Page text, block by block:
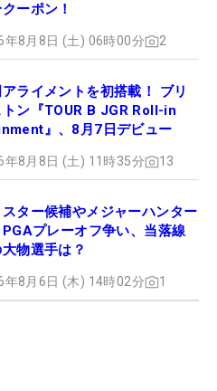
ーポン！
年8月8日 (土) 06時00分 2
ライメントを初搭載！ ブリ
ン『TOUR B JGR Roll-in
』、8月7日デビュー
年8月8日 (土) 11時35分 13
ター候補やメジャーハンター
プレーオフ争い、当落線
物選手は？
年8月6日 (木) 14時02分 1